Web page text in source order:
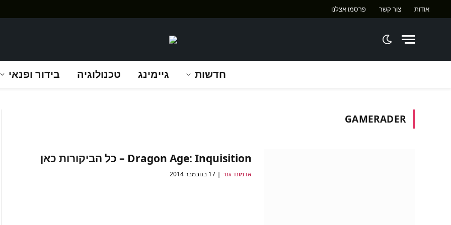
אודות צור קשר פרסמו אצלנו
חדשות גיימינג טכנולוגיה בידור ופנאי
GAMERADER
Dragon Age: Inquisition – כל הביקורות כאן
אדמונד גנר 17 בנובמבר 2014